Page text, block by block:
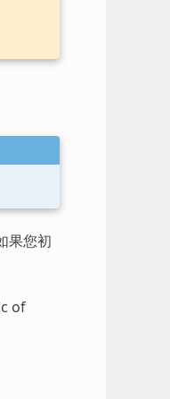
果您初
of